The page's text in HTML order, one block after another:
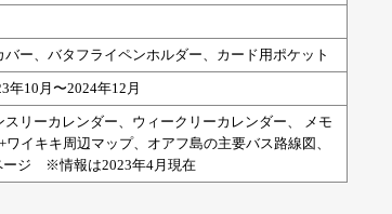
ー、バタフライペンホルダー、カード用ポケット
年10月〜2024年12月
リーカレンダー、ウィークリーカレンダー、 メモ
イキキ周辺マップ、オアフ島の主要バス路線図、
ージ ※情報は2023年4月現在